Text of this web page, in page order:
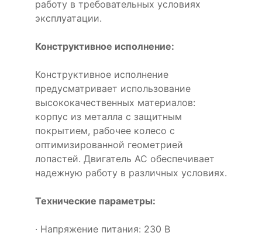
работу в требовательных условиях
эксплуатации.
Конструктивное исполнение:
Конструктивное исполнение
предусматривает использование
высококачественных материалов:
корпус из металла с защитным
покрытием, рабочее колесо с
оптимизированной геометрией
лопастей. Двигатель AC обеспечивает
надежную работу в различных условиях.
Технические параметры:
· Напряжение питания: 230 В